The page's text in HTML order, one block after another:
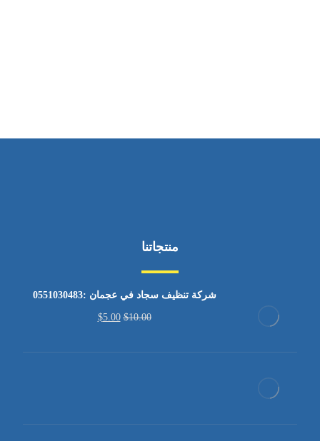
منتجاتنا
شركة تنظيف سجاد في عجمان :0551030483
$10.00
$5.00